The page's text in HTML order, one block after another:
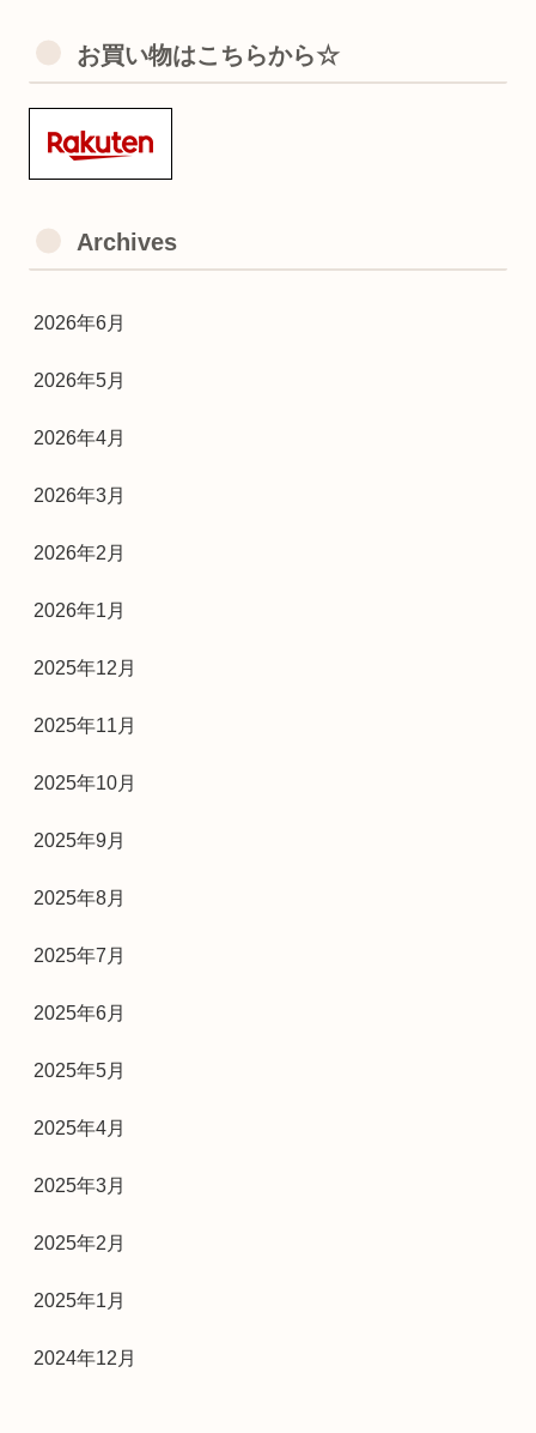
お買い物はこちらから☆
Archives
2026年6月
2026年5月
2026年4月
2026年3月
2026年2月
2026年1月
2025年12月
2025年11月
2025年10月
2025年9月
2025年8月
2025年7月
2025年6月
2025年5月
2025年4月
2025年3月
2025年2月
2025年1月
2024年12月